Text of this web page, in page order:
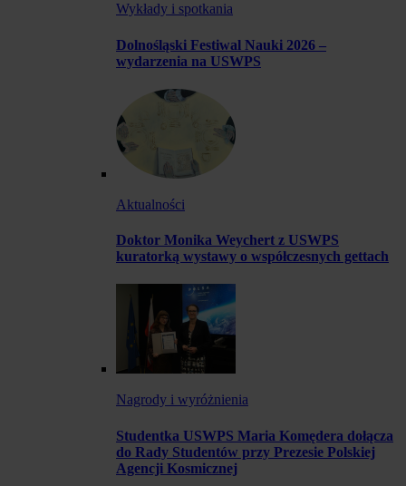
Wykłady i spotkania
Dolnośląski Festiwal Nauki 2026 –
wydarzenia na USWPS
Aktualności
Doktor Monika Weychert z USWPS
kuratorką wystawy o współczesnych gettach
Nagrody i wyróżnienia
Studentka USWPS Maria Komędera dołącza
do Rady Studentów przy Prezesie Polskiej
Agencji Kosmicznej